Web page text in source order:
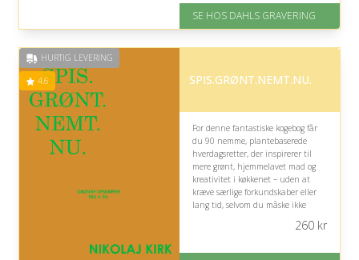
På lager
Levering: 2-3 dage
på 4.8 ud af 5
SE HOS DAHLS GRAVERING
HURTIG LEVERING
4.6 SPIS.GRØNT.NEMT.NU.
For denne fantastiske kogebog får
du 90 nemme, plantebaserede
hverdagsretter, der inspirerer til
mere grønt, hjemmelavet mad og
kreativitet i køkkenet – uden at
kræve særlige forkundskaber eller
lang tid, selvom du måske ikke
260kr